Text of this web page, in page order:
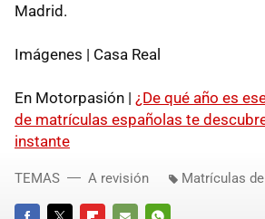
Madrid.
Imágenes | Casa Real
En Motorpasión | ¿De qué año es
de matrículas españolas te
instante
TEMAS A revisión Matrículas